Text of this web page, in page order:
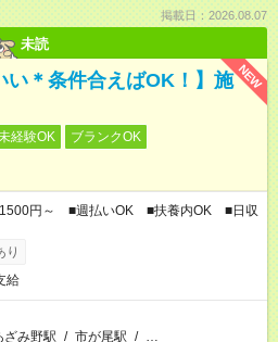
掲載日：2026.08.07
未読
NEW
い＊条件合えばOK！】施
経験OK
ブランクOK
1500円～ ■週払いOK ■扶養内OK ■日収
り
給
ざみ野駅 / 市が尾駅 / …